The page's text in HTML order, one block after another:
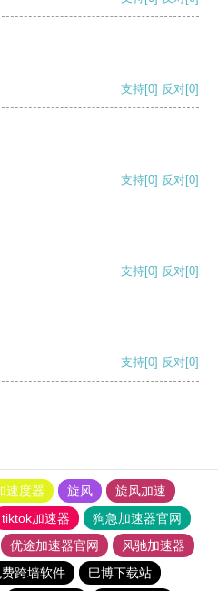
支持[0] 反对[0]
支持[0] 反对[0]
支持[0] 反对[0]
支持[0] 反对[0]
速度器 旋风
旋风加速
tiktok加速器
狗急加速器官网
优途加速器官网
风驰加速器
跨墙软件 巴博下载站